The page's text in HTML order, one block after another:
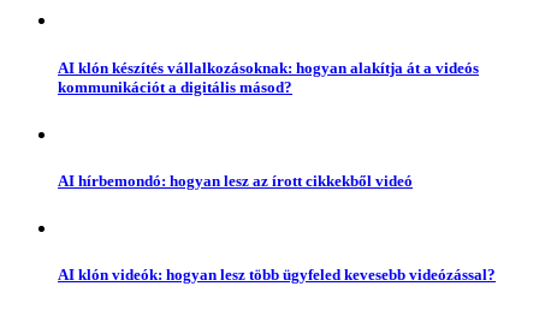
AI klón készítés vállalkozásoknak: hogyan alakítja át a videós
kommunikációt a digitális másod?
AI hírbemondó: hogyan lesz az írott cikkekből videó
AI klón videók: hogyan lesz több ügyfeled kevesebb videózással?